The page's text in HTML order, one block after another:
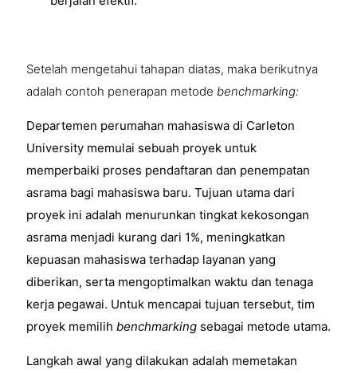
Setelah mengetahui tahapan diatas, maka berikutnya
adalah contoh penerapan metode benchmarking:
Departemen perumahan mahasiswa di Carleton
University memulai sebuah proyek untuk
memperbaiki proses pendaftaran dan penempatan
asrama bagi mahasiswa baru. Tujuan utama dari
proyek ini adalah menurunkan tingkat kekosongan
asrama menjadi kurang dari 1%, meningkatkan
kepuasan mahasiswa terhadap layanan yang
diberikan, serta mengoptimalkan waktu dan tenaga
kerja pegawai. Untuk mencapai tujuan tersebut, tim
proyek memilih benchmarking sebagai metode utama.
Langkah awal yang dilakukan adalah memetakan